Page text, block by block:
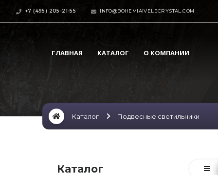
+7 (495) 205-21-55 INFO@BOHEMIAIVELECRYSTAL.COM
ГЛАВНАЯ КАТАЛОГ О КОМПАНИИ
Каталог Подвесные светильники
Каталог